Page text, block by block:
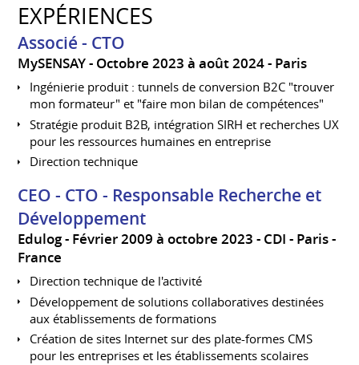
EXPÉRIENCES
Associé - CTO
MySENSAY Octobre 2023 à août 2024 Paris
Ingénierie produit : tunnels de conversion B2C "trouver
mon formateur" et "faire mon bilan de compétences"
Stratégie produit B2B, intégration SIRH et recherches UX
pour les ressources humaines en entreprise
Direction technique
CEO - CTO - Responsable Recherche et
Développement
Edulog Février 2009 à octobre 2023 CDI
Paris
France
Direction technique de l'activité
Développement de solutions collaboratives destinées
aux établissements de formations
Création de sites Internet sur des plate-formes CMS
pour les entreprises et les établissements scolaires